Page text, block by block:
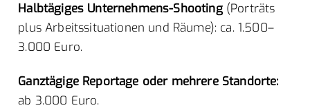
Halbtägiges Unternehmens-Shooting(Porträts
plus Arbeitssituationen und Räume): ca. 1.500–
3.000 Euro.
Ganztägige Reportage oder mehrere Standorte:
ab 3.000 Euro.